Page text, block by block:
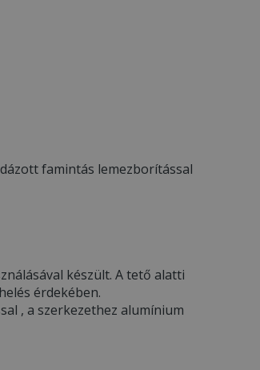
famintás lemezborítással
készült. A tető alatti
érdekében.
, a szerkezethez alumínium